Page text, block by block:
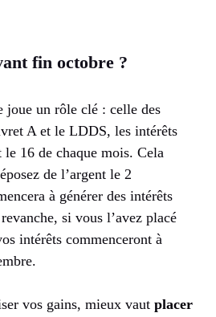
fin octobre ?
joue un rôle clé : celle des
A et le LDDS, les intérêts
16 de chaque mois. Cela
de l’argent le 2
à générer des intérêts
si vous l’avez placé
intérêts commenceront à
vos gains, mieux vaut placer